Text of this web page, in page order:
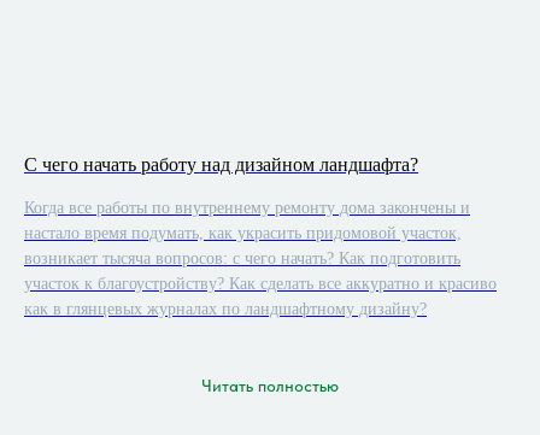
С чего начать работу над дизайном ландшафта?
Когда все работы по внутреннему ремонту дома закончены и
настало время подумать, как украсить придомовой участок,
возникает тысяча вопросов: с чего начать? Как подготовить
участок к благоустройству? Как сделать все аккуратно и красиво
как в глянцевых журналах по ландшафтному дизайну?
Читать полностью